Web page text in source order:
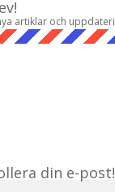
artiklar och
din e-post!